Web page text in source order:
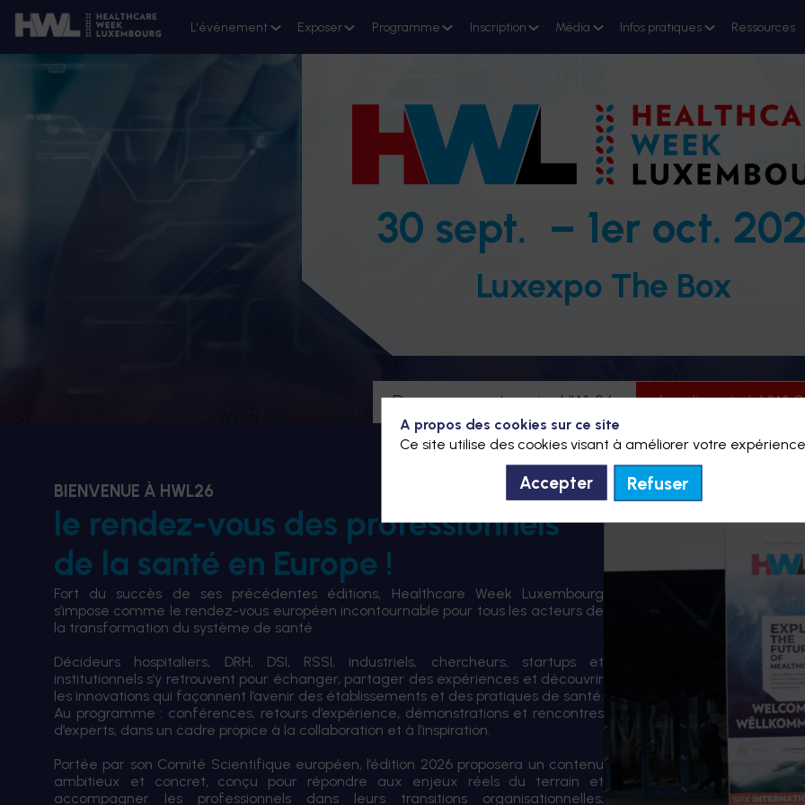
L'évènement Exposer Programme Inscription Média Infos pratiques Ressources
30 sept. – 1er oct.
Luxexpo The Box
Devenez partenaire HWL26 Je m'inscris à
BIENVENUE À HWL26
le rendez-vous des professionnels
de la santé en Europe !
Fort du succès de ses précédentes éditions, Healthcare Week Luxembourg
s’impose comme le rendez-vous européen incontournable pour tous les acteurs de
la transformation du système de santé.
Décideurs hospitaliers, DRH, DSI, RSSI, industriels, chercheurs, startups et
institutionnels s’y retrouvent pour échanger, partager des expériences et découvrir
les innovations qui façonnent l’avenir des établissements et des pratiques de santé.
Au programme : conférences, retours d’expérience, démonstrations et rencontres
d’experts, dans un cadre propice à la collaboration et à l’inspiration.
Portée par son Comité Scientifique européen, l’édition 2026 proposera un contenu
ambitieux et concret, conçu pour répondre aux enjeux réels du terrain et
accompagner les professionnels dans leurs transitions organisationnelles,
A propos des cookies sur ce site
Ce site utilise des cookies visant à améliorer votre
Accepter Refuser